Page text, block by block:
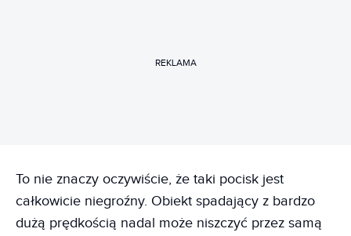
REKLAMA
To nie znaczy oczywiście, że taki pocisk jest
całkowicie niegroźny. Obiekt spadający z bardzo
dużą prędkością nadal może niszczyć przez samą